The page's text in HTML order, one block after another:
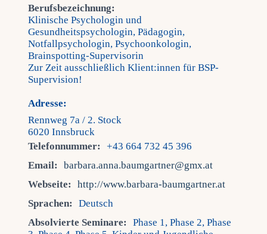
Berufsbezeichnung:
Klinische Psychologin und
Gesundheitspsychologin, Pädagogin,
Notfallpsychologin, Psychoonkologin,
Brainspotting-Supervisorin
Zur Zeit ausschließlich Klient:innen für BSP-
Supervision!
Adresse:
Rennweg 7a / 2. Stock
6020 Innsbruck
Telefonnummer:
+43 664 732 45 396
Email:
barbara.anna.baumgartner@gmx.at
Webseite:
http://www.barbara-baumgartner.at
Sprachen:
Deutsch
Absolvierte Seminare:
Phase 1, Phase 2, Phase